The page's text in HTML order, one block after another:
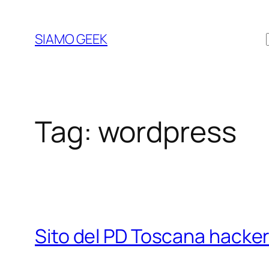
contenuto
SIAMO GEEK
Tag: wordpress
Sito del PD Toscana